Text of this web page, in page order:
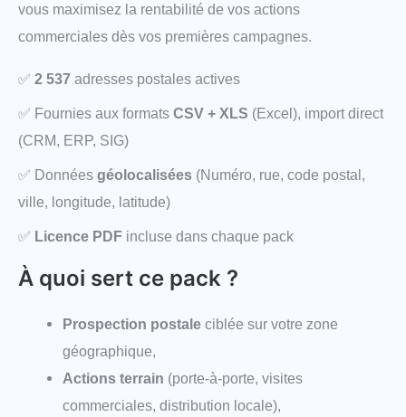
vous maximisez la rentabilité de vos actions
commerciales dès vos premières campagnes.
✅ 2 537 adresses postales actives
✅ Fournies aux formats CSV + XLS (Excel), import direct
(CRM, ERP, SIG)
✅ Données géolocalisées (Numéro, rue, code postal,
ville, longitude, latitude)
✅ Licence PDF incluse dans chaque pack
À quoi sert ce pack ?
Prospection postale ciblée sur votre zone
géographique,
Actions terrain (porte-à-porte, visites
commerciales, distribution locale),